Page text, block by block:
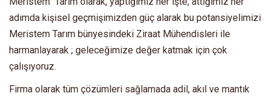
adımda kişisel geçmişimizden güç alarak bu potansiyelimizi
Meristem Tarım bünyesindeki Ziraat Mühendisleri ile
harmanlayarak ; geleceğimize değer katmak için çok
çalışıyoruz.
Firma olarak tüm çözümleri sağlamada adil, akıl ve mantık